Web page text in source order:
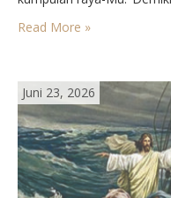
Lama’, yang kini sudah
Read More »
Juni 23, 2026